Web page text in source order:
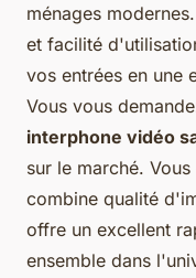
ménages
et facilité
vos entrées en une
Vous vous
interphone vidéo
sur le marché.
combine qualité
offre un excellent
ensemble dans